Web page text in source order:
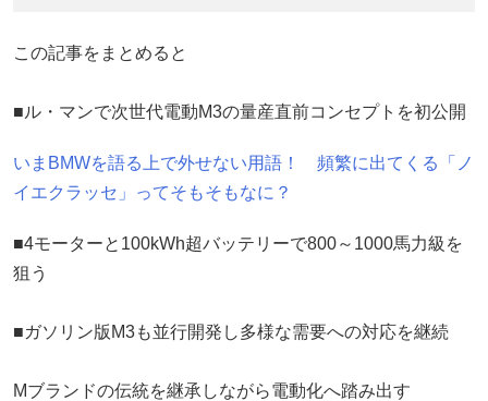
この記事をまとめると
■ル・マンで次世代電動M3の量産直前コンセプトを初公開
いまBMWを語る上で外せない用語！ 頻繁に出てくる「ノ
イエクラッセ」ってそもそもなに？
■4モーターと100kWh超バッテリーで800～1000馬力級を
狙う
■ガソリン版M3も並行開発し多様な需要への対応を継続
Mブランドの伝統を継承しながら電動化へ踏み出す